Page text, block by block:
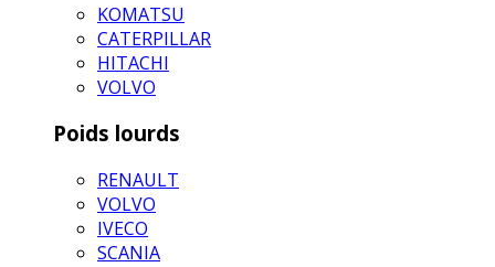
KOMATSU
CATERPILLAR
HITACHI
VOLVO
Poids lourds
RENAULT
VOLVO
IVECO
SCANIA